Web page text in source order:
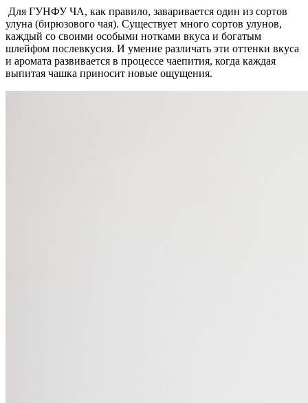
Для ГУНФУ ЧА, как правило, заваривается один из сортов
улуна (бирюзового чая). Существует много сортов улунов,
каждый со своими особыми нотками вкуса и богатым
шлейфом послевкусия. И умение различать эти оттенки вкуса
и аромата развивается в процессе чаепития, когда каждая
выпитая чашка приносит новые ощущения.